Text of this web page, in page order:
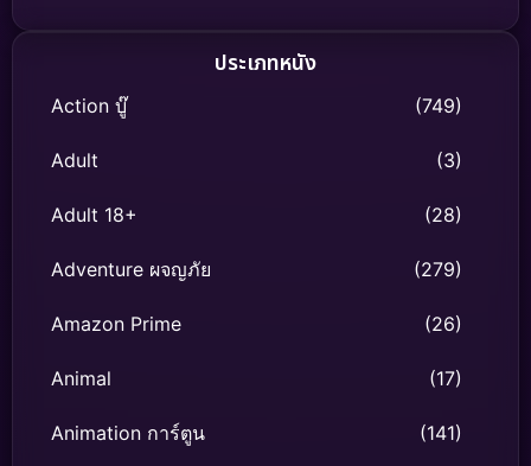
ประเภทหนัง
Action บู๊ (749)
Adult (3)
Adult 18+ (28)
Adventure ผจญภัย (279)
Amazon Prime (26)
Animal (17)
Animation การ์ตูน (141)